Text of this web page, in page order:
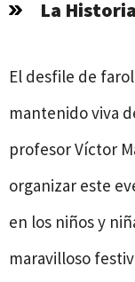
La
El desfile de
mantenido viva
profesor Víctor
organizar este
en los niños y
maravilloso